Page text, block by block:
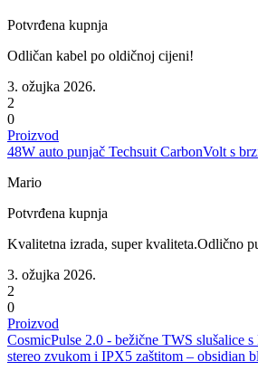
Potvrđena kupnja
Odličan kabel po oldičnoj cijeni!
3. ožujka 2026.
2
0
Proizvod
48W auto punjač Techsuit CarbonVolt s
Mario
Potvrđena kupnja
Kvalitetna izrada, super kvaliteta.Odlično
3. ožujka 2026.
2
0
Proizvod
CosmicPulse 2.0 - bežične TWS slušalice
stereo zvukom i IPX5 zaštitom – obsidian